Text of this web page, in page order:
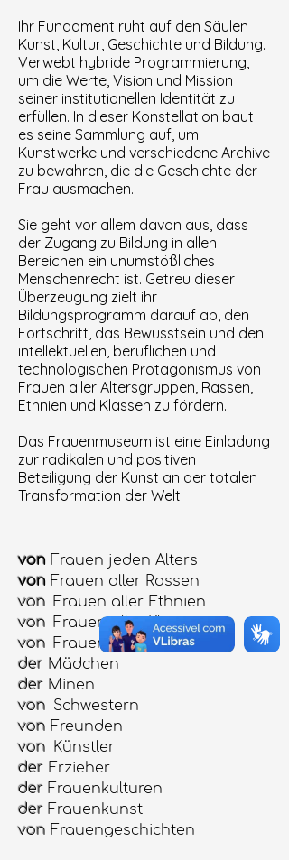
von Frauen jeden Alters
von Frauen aller Rassen
von Frauen aller Ethnien
von Frauen aller Klassen
von Frauen aller Wahlen
der Mädchen
der Minen
von Schwestern
von Freunden
von
Künstler
der Erzieher
der Frauenkulturen
der Frauenkunst
von Frauengeschichten
Ihr Fundament ruht auf den Säulen
Kunst, Kultur, Geschichte und Bildung.
Verwebt hybride Programmierung,
um die Werte, Vision und Mission
seiner institutionellen Identität zu
erfüllen. In dieser Konstellation baut
es seine Sammlung auf, um
Kunstwerke und verschiedene Archive
zu bewahren, die die Geschichte der
Frau ausmachen.
Sie geht vor allem davon aus, dass
der Zugang zu Bildung in allen
Bereichen ein unumstößliches
Menschenrecht ist. Getreu dieser
Überzeugung zielt ihr
Bildungsprogramm darauf ab, den
Fortschritt, das Bewusstsein und den
intellektuellen, beruflichen und
technologischen Protagonismus von
Frauen aller Altersgruppen, Rassen,
Ethnien und Klassen zu fördern.
Das Frauenmuseum ist eine Einladung
zur radikalen und positiven
Beteiligung der Kunst an der totalen
Transformation der Welt.